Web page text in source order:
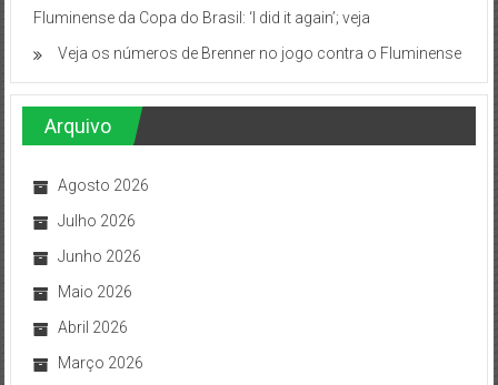
Fluminense da Copa do Brasil: ‘I did it again’; veja
Veja os números de Brenner no jogo contra o Fluminense
Arquivo
Agosto 2026
Julho 2026
Junho 2026
Maio 2026
Abril 2026
Março 2026